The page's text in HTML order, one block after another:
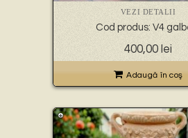
VEZI DETALII
Cod produs: V4
400,00 lei
Adaugă în coş